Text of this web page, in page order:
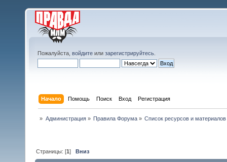
Пожалуйста, войдите или зарегистрируйтесь
Начало Помощь Поиск Вход Регистрация
» Администрация» Правила Форума» Список ресурсов и
Страницы: [1]Вниз